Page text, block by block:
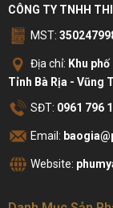
CÔNG TY TNHH
MST:
Địa chỉ: Khu
Tỉnh Bà Rịa - Vũng
SĐT: 0961 796
Email:
Website: